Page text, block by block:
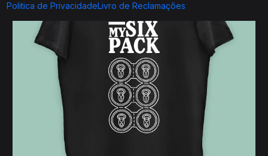
Politica de PrivacidadeLivro de Reclamações